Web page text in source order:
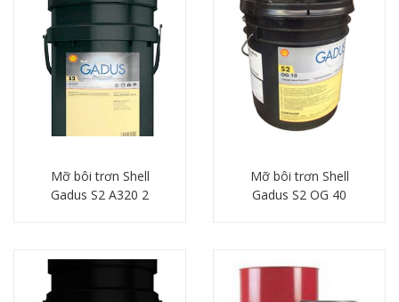
Mỡ bôi trơn Shell
Gadus S2 A320 2
Mỡ bôi trơn Shell
Gadus S2 OG 40